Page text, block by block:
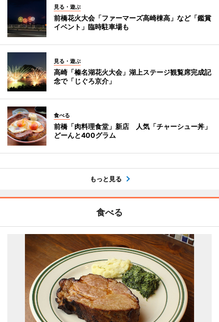
見る・遊ぶ
前橋花火大会「ファーマーズ高崎棟高」など「鑑賞
イベント」臨時駐車場も
見る・遊ぶ
高崎「榛名湖花火大会」湖上ステージ観覧席完成記
念で「じぐろ京介」
食べる
前橋「肉料理食堂」新店 人気「チャーシュー丼」
どーんと400グラム
もっと見る
食べる